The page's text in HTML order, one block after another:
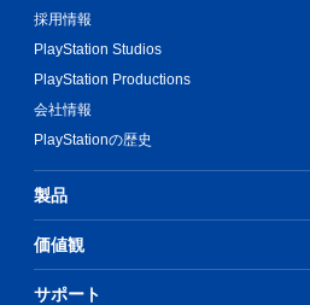
採用情報
PlayStation Studios
PlayStation Productions
会社情報
PlayStationの歴史
製品
価値観
サポート